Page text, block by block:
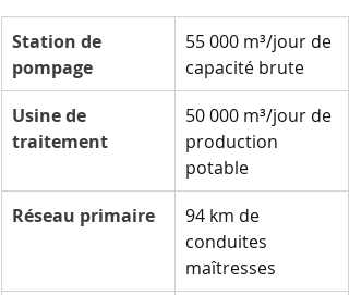
Station de
pompage
55 000 m³/jour de
capacité brute
Usine de
traitement
50 000 m³/jour de
production
potable
Réseau primaire
94 km de
conduites
maîtresses